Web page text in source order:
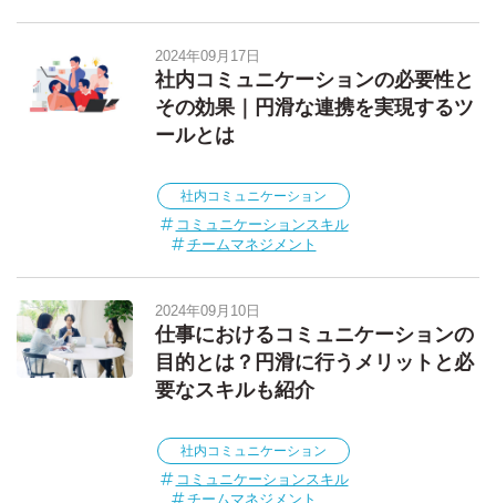
2024年09月17日
社内コミュニケーションの必要性と
その効果｜円滑な連携を実現するツ
ールとは
社内コミュニケーション
コミュニケーションスキル
チームマネジメント
2024年09月10日
仕事におけるコミュニケーションの
目的とは？円滑に行うメリットと必
要なスキルも紹介
社内コミュニケーション
コミュニケーションスキル
チームマネジメント